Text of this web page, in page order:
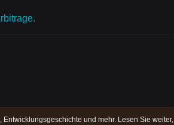
und mehr. Lesen Sie weiter,